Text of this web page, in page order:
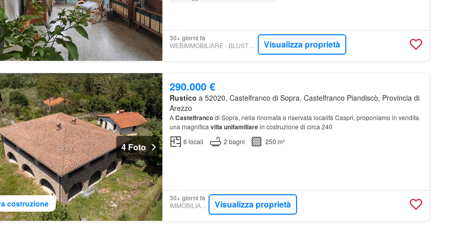
30+ giorni fa
WEBIMMOBILIARE - BLUSTUDIO IMMOBILIARE Visualizza proprietà
costruzione
4 Foto
290.000 €
Rustico a 52020, Castelfranco di Sopra, Castelfranco Piandiscò, Provincia di
Arezzo
ACastelfrancodi Sopra, nella rinomata e riservata località Caspri, proponiamo in vendita
una magnifica villa unifamiliarein costruzione di circa 240
6 locali 2 bagni 250 m²
30+ giorni fa
IMMOBILIARE.IT Visualizza proprietà